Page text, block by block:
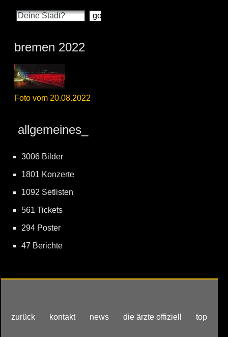
bremen 2022
Foto vom 20.08.2022
allgemeines_
3006 Bilder
1801 Konzerte
1092 Setlisten
561 Tickets
294 Poster
47 Berichte
zurück kontakt news die ärzte offiziell top